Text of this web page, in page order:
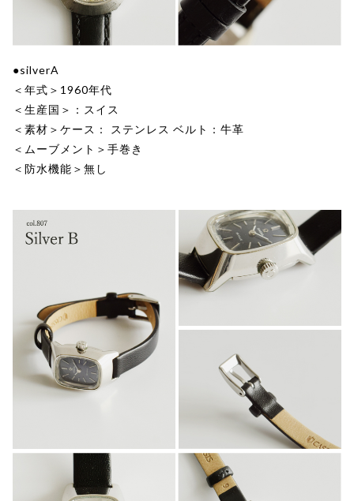
●silverA
＜年式＞1960年代
＜生産国＞：スイス
＜素材＞ケース： ステンレス ベルト：牛革
＜ムーブメント＞手巻き
＜防水機能＞無し